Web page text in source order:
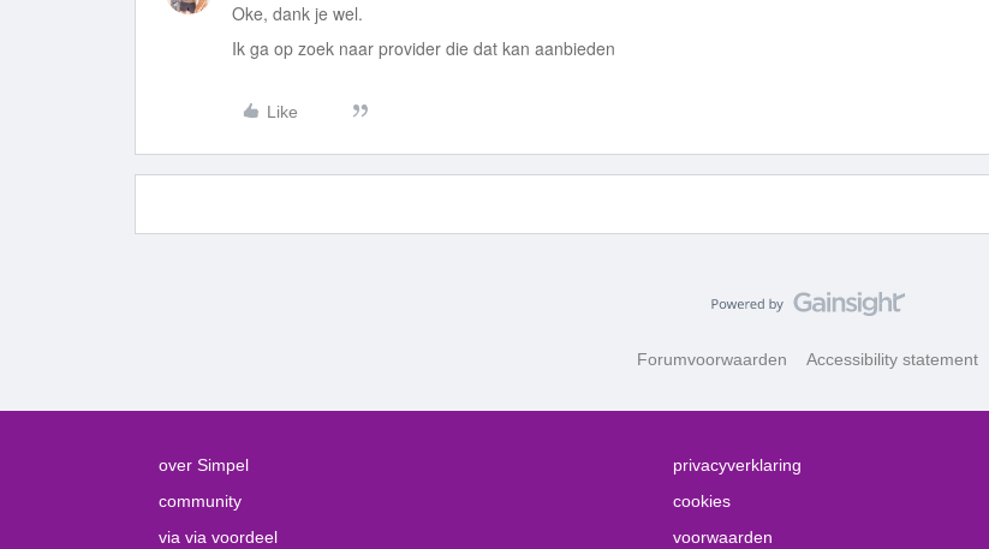
Oke, dank je wel.
Ik ga op zoek naar provider die dat kan aanbieden
Like
Forumvoorwaarden Accessibility statement
over Simpel
community
via via voordeel
privacyverklaring
cookies
voorwaarden